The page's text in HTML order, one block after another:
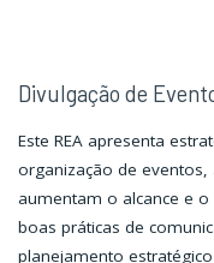
Divulgação de
Este REA apresenta
organização de eventos,
aumentam o alcance e
boas práticas de
planejamento